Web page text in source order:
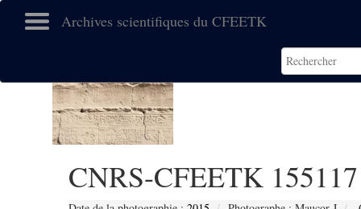
Archives scientifiques du CFEETK
CNRS-CFEETK 155117